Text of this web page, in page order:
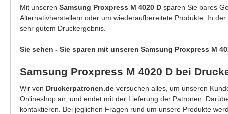
Mit unseren Samsung Proxpress M 4020 D sparen Sie bares
Alternativherstellern oder um wiederaufbereitete Produkte. In
sehr gutem Druckergebnis.
Sie sehen - Sie sparen mit unseren Samsung Proxpress M
Samsung Proxpress M 4020 D bei
Wir von Druckerpatronen.de versuchen alles, um unseren
Onlineshop an, und endet mit der Lieferung der Patronen.
kontaktieren. Bei jeglichen Fragen rund um unsere Produkte